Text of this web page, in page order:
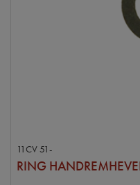
11CV 51-
RING